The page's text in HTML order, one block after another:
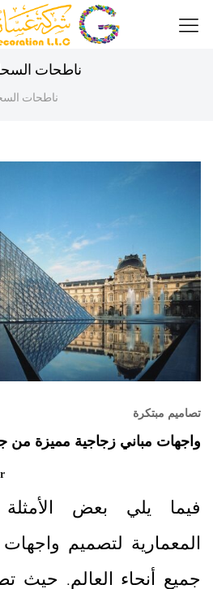
ناطحات
ناطحات
تصاميم مبتكرة
واجهات مباني زجاجية مميزة من
فيما يلي بعض الأمثلة
المعمارية لتصميم
جميع أنحاء العالم. حيث